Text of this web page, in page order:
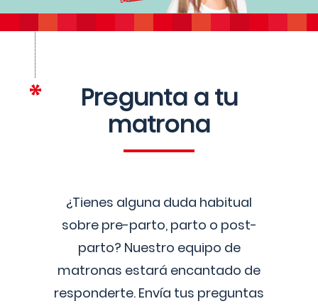
Pregunta a tu
matrona
¿Tienes alguna duda habitual
sobre pre-parto, parto o post-
parto? Nuestro equipo de
matronas estará encantado de
responderte. Envía tus preguntas